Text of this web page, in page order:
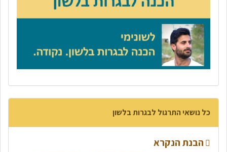
כל נושאי התרגול לבגרות בלשון
הבנת הנקרא